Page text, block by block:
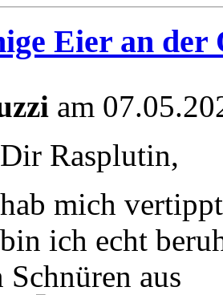
Eier an der
am
Rasplutin,
mich
ich echt
aus